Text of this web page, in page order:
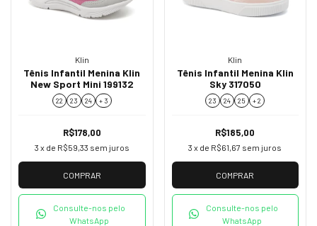
Klin
Tênis Infantil Menina Klin
New Sport Mini 199132
22 23 24 + 3
R$178,00
3 x de R$59,33 sem juros
COMPRAR
Consulte-nos pelo
WhatsApp
Klin
Tênis Infantil Menina Klin
Sky 317050
23 24 25 + 2
R$185,00
3 x de R$61,67 sem juros
COMPRAR
Consulte-nos pelo
WhatsApp